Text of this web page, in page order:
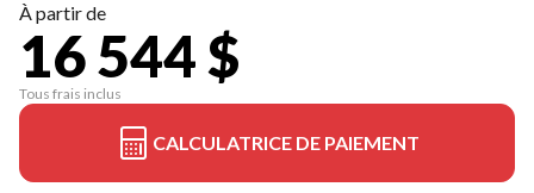
À partir de
16 544 $
Tous frais inclus
CALCULATRICE DE PAIEMENT